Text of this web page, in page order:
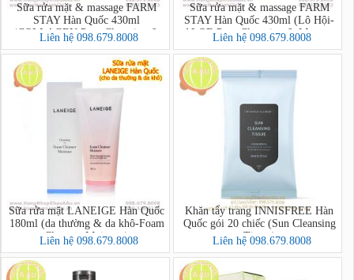
Sữa rửa mặt & massage FARM
STAY Hàn Quốc 430ml
(COLLAGEN Pure Cleansing &
Massage Cream)
Liên hệ 098.679.8008
Sữa rửa mặt & massage FARM
STAY Hàn Quốc 430ml (Lô Hội-
ALOE Pure Cleansing & Massage
Cream)
Liên hệ 098.679.8008
Sữa rửa mặt LANEIGE Hàn Quốc
180ml (da thường & da khô-Foam
Cleanser Moisture)
Liên hệ 098.679.8008
Khăn tẩy trang INNISFREE Hàn
Quốc gói 20 chiếc (Sun Cleansing
Tissue)
Liên hệ 098.679.8008